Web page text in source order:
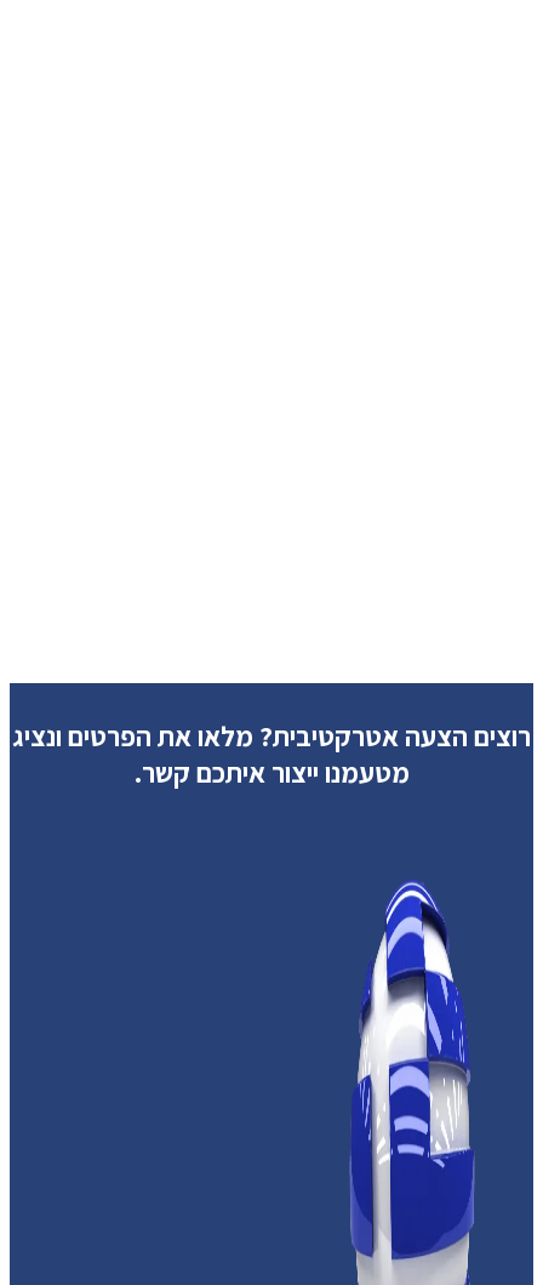
רוצים הצעה אטרקטיבית? מלאו את הפרטים ונציג
מטעמנו ייצור איתכם קשר.